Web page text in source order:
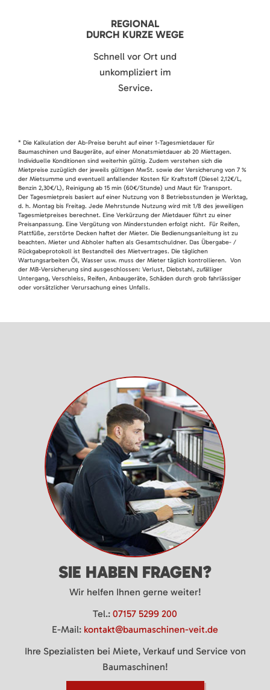
REGIONAL
DURCH KURZE WEGE
Schnell vor Ort und
unkompliziert im
Service.
* Die Kalkulation der Ab-Preise beruht auf einer 1-Tagesmietdauer für
Baumaschinen und Baugeräte, auf einer Monatsmietdauer ab 20 Miettagen.
Individuelle Konditionen sind weiterhin gültig. Zudem verstehen sich die
Mietpreise zuzüglich der jeweils gültigen MwSt. sowie der Versicherung von 7 %
der Mietsumme und eventuell anfallender Kosten für Kraftstoff (Diesel 2,12€/L,
Benzin 2,30€/L), Reinigung ab 15 min (60€/Stunde) und Maut für Transport.
Der Tagesmietpreis basiert auf einer Nutzung von 8 Betriebsstunden je Werktag,
d. h. Montag bis Freitag. Jede Mehrstunde Nutzung wird mit 1/8 des jeweiligen
Tagesmietpreises berechnet. Eine Verkürzung der Mietdauer führt zu einer
Preisanpassung. Eine Vergütung von Minderstunden erfolgt nicht. Für Reifen,
Plattfüße, zerstörte Decken haftet der Mieter. Die Bedienungsanleitung ist zu
beachten. Mieter und Abholer haften als Gesamtschuldner. Das Übergabe- /
Rückgabeprotokoll ist Bestandteil des Mietvertrages. Die täglichen
Wartungsarbeiten Öl, Wasser usw. muss der Mieter täglich kontrollieren. Von
der MB-Versicherung sind ausgeschlossen: Verlust, Diebstahl, zufälliger
Untergang, Verschleiss, Reifen, Anbaugeräte, Schäden durch grob fahrlässiger
oder vorsätzlicher Verursachung eines Unfalls.
SIE HABEN FRAGEN?
Wir helfen Ihnen gerne weiter!
Tel.: 07157 5299 200
E-Mail: kontakt@baumaschinen-veit.de
Ihre Spezialisten bei Miete, Verkauf und Service von
Baumaschinen!